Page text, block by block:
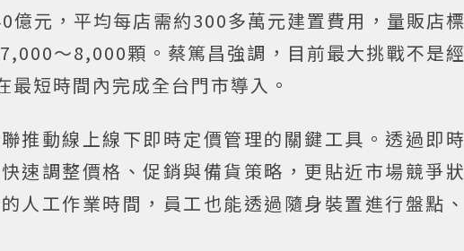
元，平均每店需約300多萬元建置費用，量販店標
～8,000顆。蔡篤昌強調，目前最大挑戰不是經
短時間內完成全台門市導入。
推動線上線下即時定價管理的關鍵工具。透過即時
速調整價格、促銷與備貨策略，更貼近市場競爭狀
人工作業時間，員工也能透過隨身裝置進行盤點、